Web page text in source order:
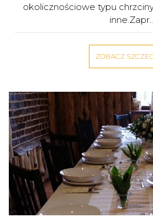
okolicznościowe typu
ZOBACZ